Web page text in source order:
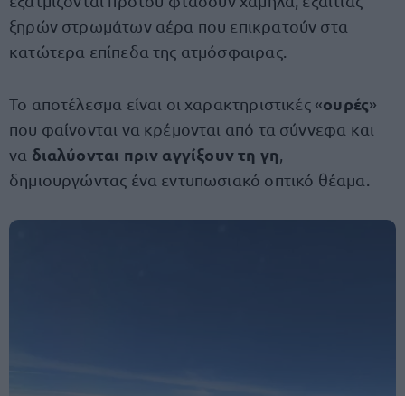
ξηρών στρωμάτων αέρα που επικρατούν στα
κατώτερα επίπεδα της ατμόσφαιρας.
Το αποτέλεσμα είναι οι χαρακτηριστικές «ουρές»
που φαίνονται να κρέμονται από τα σύννεφα και
να διαλύονται πριν αγγίξουν τη γη
δημιουργώντας ένα εντυπωσιακό οπτικό θέαμα.